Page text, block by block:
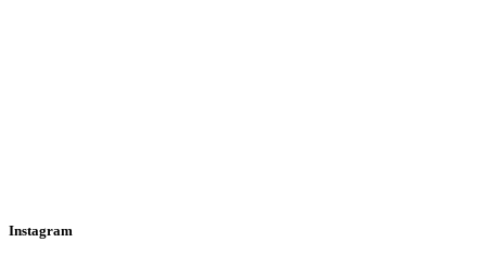
Instagram